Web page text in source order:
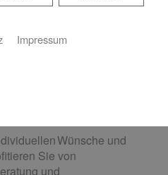
Wünsche und
Sie von
und
Impressum